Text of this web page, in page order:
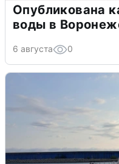
Опубликована
воды в
6 августа 0